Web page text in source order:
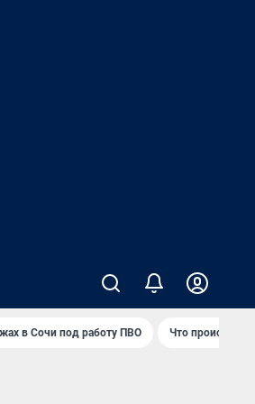
в Сочи под работу ПВО Что происходит